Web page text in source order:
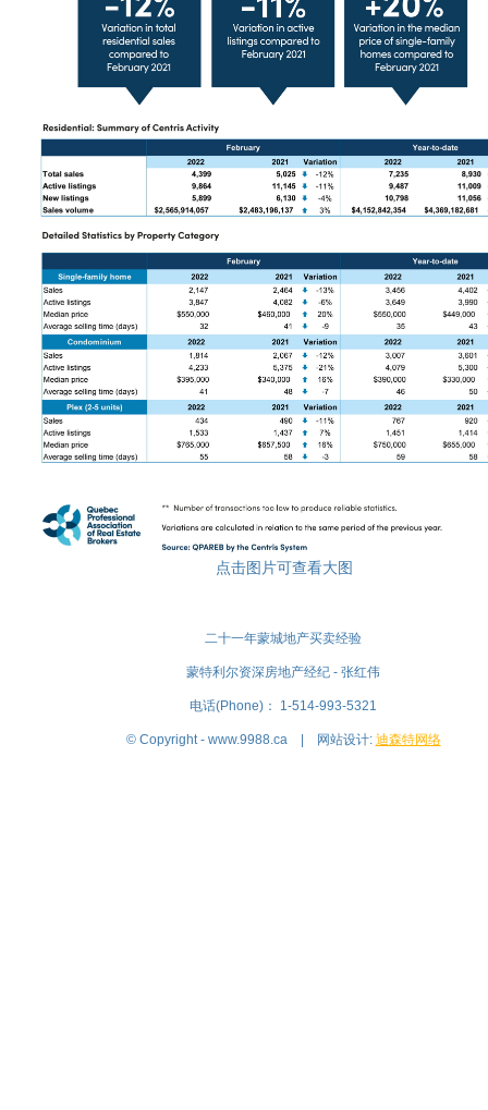
点击图片可查看大图
二十一年蒙城地产买卖经验
蒙特利尔资深房地产经纪 - 张红伟
电话(Phone)： 1-514-993-5321
© Copyright - www.9988.ca | 网站设计: 迪森特网络